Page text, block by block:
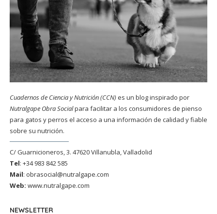
Cuadernos de Ciencia y Nutrición (CCN)es un blog inspirado por
Nutralgape Obra Socialpara facilitar a los consumidores de pienso
para gatos y perros el acceso a una información de calidad y fiable
sobre su nutrición.
C/ Guarnicioneros, 3. 47620 Villanubla, Valladolid
Tel: +34 983 842 585
Mail: obrasocial@nutralgape.com
Web: www.nutralgape.com
NEWSLETTER